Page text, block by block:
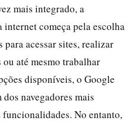
mais integrado, a
internet começa pela escolha
acessar sites, realizar
até mesmo trabalhar
disponíveis, o Google
navegadores mais
No entanto,